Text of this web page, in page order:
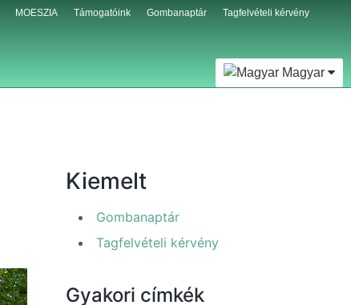
MOESZIA Támogatóink Gombanaptár Tagfelvételi kérvény
Magyar
Kiemelt
Gombanaptár
Tagfelvételi kérvény
Gyakori címkék